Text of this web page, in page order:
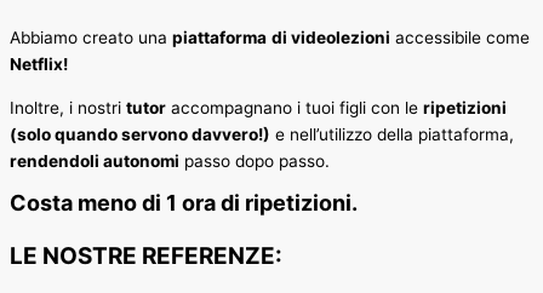
Abbiamo creato una piattaforma di videolezioni accessibile come
Netflix!
Inoltre, i nostri tutor accompagnano i tuoi figli con le ripetizioni
(solo quando servono davvero!) e nell’utilizzo della piattaforma,
rendendoli autonomi passo dopo passo.
Costa meno di 1 ora di ripetizioni.
LE NOSTRE REFERENZE: